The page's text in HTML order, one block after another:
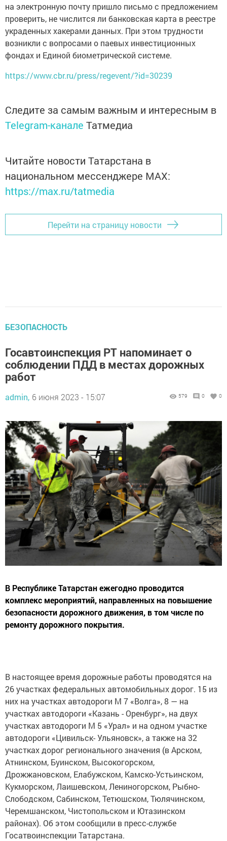
на электронную почту пришло письмо с предложением
проверить, не числится ли банковская карта в реестре
украденных хакерами данных. При этом трудности
возникли с вопросами о паевых инвестиционных
фондах и Единой биометрической системе.
https://www.cbr.ru/press/regevent/?id=30239
Следите за самым важным и интересным в
Telegram-канале Татмедиа
Читайте новости Татарстана в
национальном мессенджере MАХ:
https://max.ru/tatmedia
Перейти на страницу новости
БЕЗОПАСНОСТЬ
Госавтоинспекция РТ напоминает о
соблюдении ПДД в местах дорожных
работ
admin, 6 июня 2023 - 15:07 579 0 0
В Республике Татарстан ежегодно проводится
комплекс мероприятий, направленных на повышение
безопасности дорожного движения, в том числе по
ремонту дорожного покрытия.
В настоящее время дорожные работы проводятся на
26 участках федеральных автомобильных дорог. 15 из
них на участках автодороги М 7 «Волга», 8 — на
участках автодороги «Казань - Оренбург», на двух
участках автодороги М 5 «Урал» и на одном участке
автодороги «Цивильск- Ульяновск», а также на 32
участках дорог регионального значения (в Арском,
Атнинском, Буинском, Высокогорском,
Дрожжановском, Елабужском, Камско-Устьинском,
Кукморском, Лаишевском, Лениногорском, Рыбно-
Слободском, Сабинском, Тетюшском, Тюлячинском,
Черемшанском, Чистопольском и Ютазинском
районах). Об этом сообщили в пресс-службе
Госатвоинспекции Татарстана.